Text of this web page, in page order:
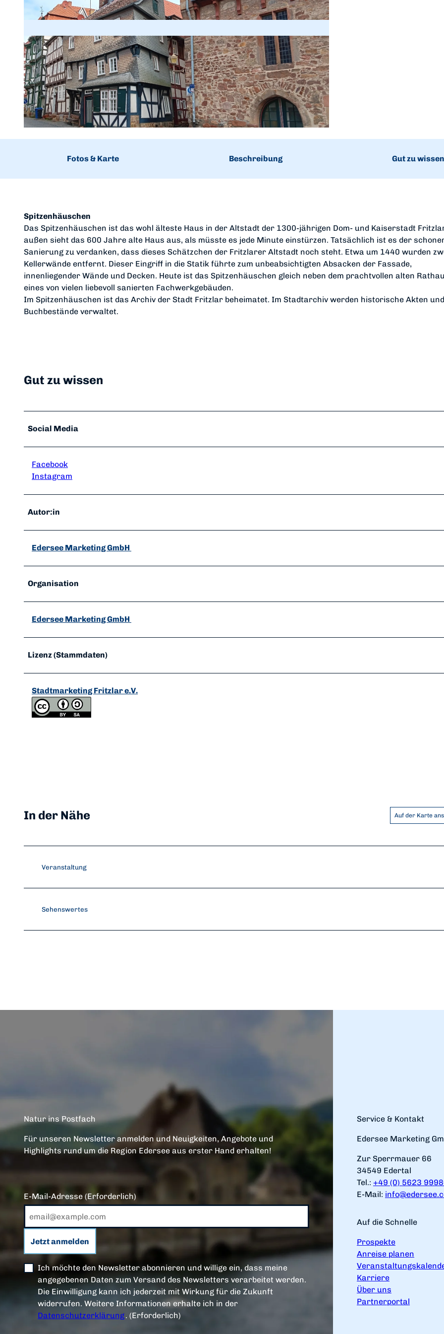
Fotos & Karte Beschreibung Gut zu wissen
Spitzenhäuschen
Das Spitzenhäuschen ist das wohl älteste Haus in der Altstadt der 1300-jährigen Dom- und Kaiserstadt
außen sieht das 600 Jahre alte Haus aus, als müsste es jede Minute einstürzen. Tatsächlich ist es der
Sanierung zu verdanken, dass dieses Schätzchen der Fritzlarer Altstadt noch steht. Etwa um 1440 wurden
Kellerwände entfernt. Dieser Eingriff in die Statik führte zum unbeabsichtigten Absacken der Fassade,
innenliegender Wände und Decken. Heute ist das Spitzenhäuschen gleich neben dem prachtvollen alten
eines von vielen liebevoll sanierten Fachwerkgebäuden.
Im Spitzenhäuschen ist das Archiv der Stadt Fritzlar beheimatet. Im Stadtarchiv werden historische Akten und
Buchbestände verwaltet.
Gut zu wissen
Social Media
Facebook
Instagram
Autor:in
Edersee Marketing GmbH
Organisation
Edersee Marketing GmbH
Lizenz (Stammdaten)
Stadtmarketing Fritzlar e.V.
In der Nähe Auf der Karte
Veranstaltung
Sehenswertes
Natur ins Postfach
Für unseren Newsletter anmelden und Neuigkeiten, Angebote und
Highlights rund um die Region Edersee aus erster Hand erhalten!
E-Mail-Adresse (Erforderlich)
Jetzt anmelden
Ich möchte den Newsletter abonnieren und willige ein, dass meine
angegebenen Daten zum Versand des Newsletters verarbeitet werden.
Die Einwilligung kann ich jederzeit mit Wirkung für die Zukunft
widerrufen. Weitere Informationen erhalte ich in der
Datenschutzerklärung. (Erforderlich)
Service & Kontakt
Edersee Marketing
Zur Sperrmauer 66
34549 Edertal
Tel.: +49 (0) 5623
E-Mail:
Auf die Schnelle
Prospekte
Anreise planen
Karriere
Über uns
Partnerportal